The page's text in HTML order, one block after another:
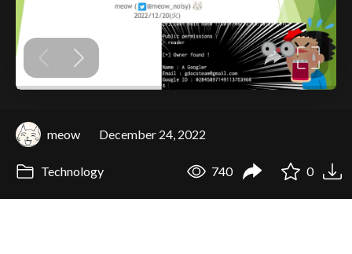
meow December 24, 2022
Technology 740 0